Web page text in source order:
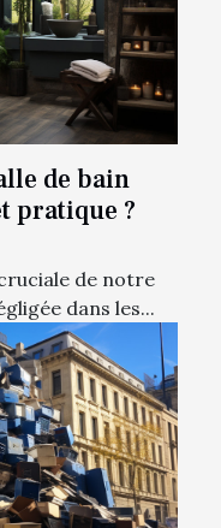
de bain
pratique ?
de notre
dans les...